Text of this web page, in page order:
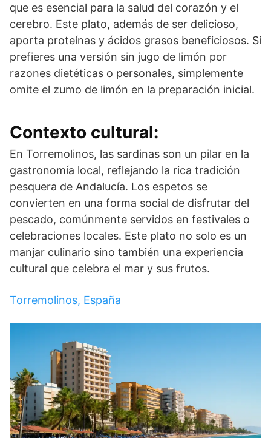
que es esencial para la salud del corazón y el
cerebro. Este plato, además de ser delicioso,
aporta proteínas y ácidos grasos beneficiosos. Si
prefieres una versión sin jugo de limón por
razones dietéticas o personales, simplemente
omite el zumo de limón en la preparación inicial.
Contexto cultural:
En Torremolinos, las sardinas son un pilar en la
gastronomía local, reflejando la rica tradición
pesquera de Andalucía. Los espetos se
convierten en una forma social de disfrutar del
pescado, comúnmente servidos en festivales o
celebraciones locales. Este plato no solo es un
manjar culinario sino también una experiencia
cultural que celebra el mar y sus frutos.
Torremolinos, España